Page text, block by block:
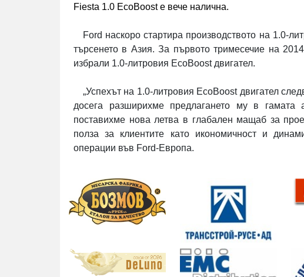
Fiesta 1.0 EcoBoostе вече налична.
Ford наскоро стартира производството на 1.0-
търсенето в Азия. За първото тримесечие на
избрали 1.0-литровия EcoBoostдвигател.
„Успехът на 1.0-литровия EcoBoostдвигател
досега разширихме предлагането му в гамата
поставихме нова летва в глабален мащаб за
полза за клиентите като икономичност и
операции във Ford-Европа.